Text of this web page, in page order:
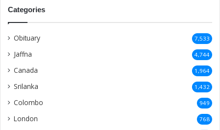
Categories
Obituary 7,533
Jaffna 4,744
Canada 1,964
Srilanka 1,432
Colombo 949
London 768